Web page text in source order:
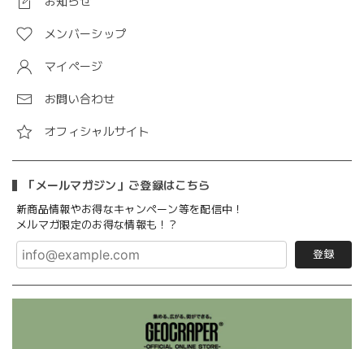
メンバーシップ
マイページ
お問い合わせ
オフィシャルサイト
「メールマガジン」ご登録はこちら
新商品情報やお得なキャンペーン等を配信中！
メルマガ限定のお得な情報も！？
登録